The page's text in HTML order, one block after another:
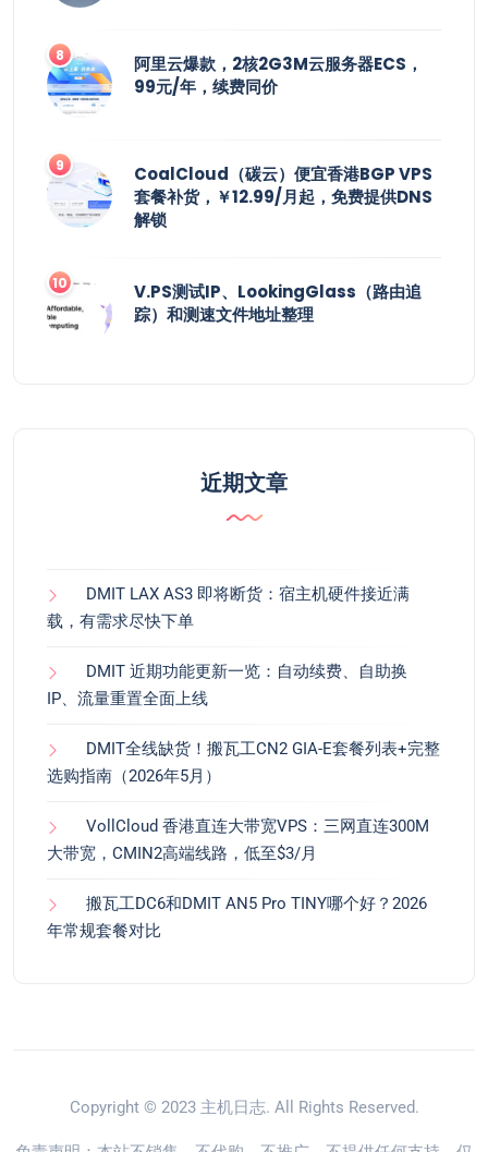
阿里云爆款，2核2G3M云服务器ECS，
99元/年，续费同价
CoalCloud（碳云）便宜香港BGP VPS
套餐补货，￥12.99/月起，免费提供DNS
解锁
V.PS测试IP、LookingGlass（路由追
踪）和测速文件地址整理
近期文章
DMIT LAX AS3 即将断货：宿主机硬件接近满
载，有需求尽快下单
DMIT 近期功能更新一览：自动续费、自助换
IP、流量重置全面上线
DMIT全线缺货！搬瓦工CN2 GIA-E套餐列表+完整
选购指南（2026年5月）
VollCloud 香港直连大带宽VPS：三网直连300M
大带宽，CMIN2高端线路，低至$3/月
搬瓦工DC6和DMIT AN5 Pro TINY哪个好？2026
年常规套餐对比
Copyright © 2023 主机日志. All Rights Reserved.